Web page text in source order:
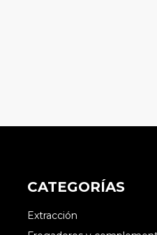
CATEGORÍAS
Extracción